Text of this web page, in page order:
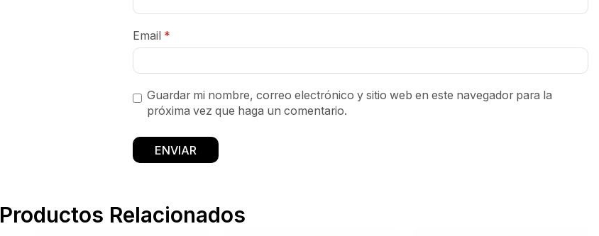
Email *
Guardar mi nombre, correo electrónico y sitio web en este navegador para la
próxima vez que haga un comentario.
Productos Relacionados